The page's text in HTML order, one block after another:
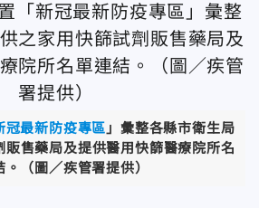
冠最新防疫專區 」彙整各縣市衛生局
販售藥局及提供醫用快篩醫療院所名
。（圖／疾管署提供）